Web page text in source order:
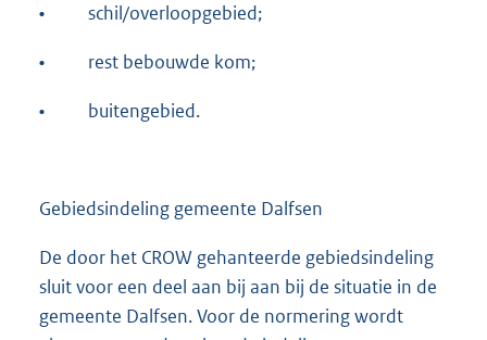
• schil/overloopgebied;
• rest bebouwde kom;
• buitengebied.
Gebiedsindeling gemeente Dalfsen
De door het CROW gehanteerde gebiedsindeling
sluit voor een deel aan bij aan bij de situatie in de
gemeente Dalfsen. Voor de normering wordt